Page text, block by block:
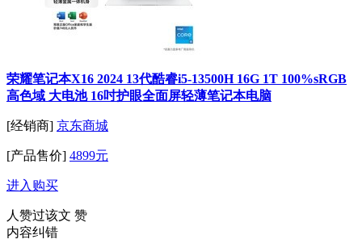
荣耀笔记本X16 2024 13代酷睿i5-13500H 16G 1T 100%sRGB
高色域 大电池 16吋护眼全面屏轻薄笔记本电脑
[经销商] 京东商城
[产品售价] 4899元
进入购买
人赞过该文 赞
内容纠错